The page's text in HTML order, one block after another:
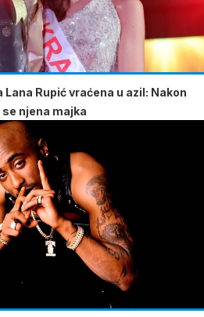
Rupić vraćena u azil: Nakon
njena majka